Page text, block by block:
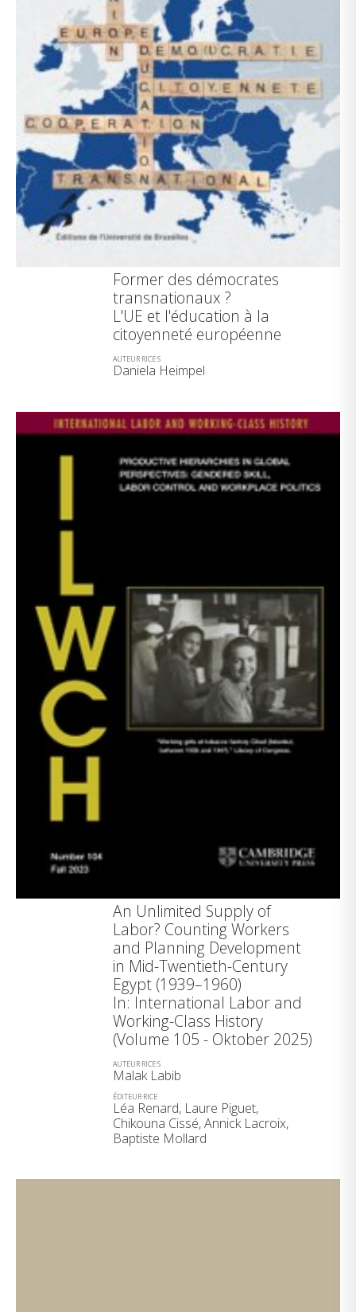
Former des démocrates
transnationaux ?
L'UE et l'éducation à la
citoyenneté européenne
AUTEUR·RICE·S
Daniela Heimpel
An Unlimited Supply of
Labor? Counting Workers
and Planning Development
in Mid-Twentieth-Century
Egypt (1939–1960)
In: International Labor and
Working-Class History
(Volume 105 - Oktober 2025)
AUTEUR·RICE·S
Malak Labib
ÉDITEUR·RICE
Léa Renard, Laure Piguet,
Chikouna Cissé, Annick Lacroix,
Baptiste Mollard